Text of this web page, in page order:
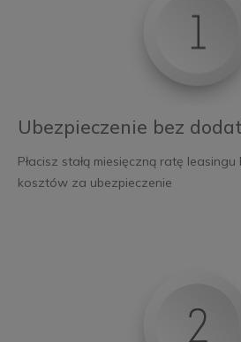
Ubezpieczenie bez
Płacisz stałą miesięczną ratę
kosztów za ubezpieczenie